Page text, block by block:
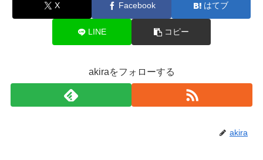
X Facebook はてブ
LINE コピー
akiraをフォローする
akira